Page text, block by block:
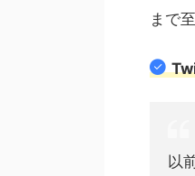
まで
以